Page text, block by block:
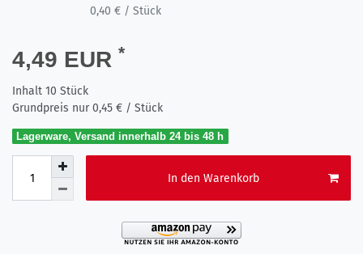
0,40 € / Stück
4,49 EUR *
Inhalt 10 Stück
Grundpreis nur0,45 € / Stück
Lagerware, Versand innerhalb 24 bis 48 h
In den Warenkorb